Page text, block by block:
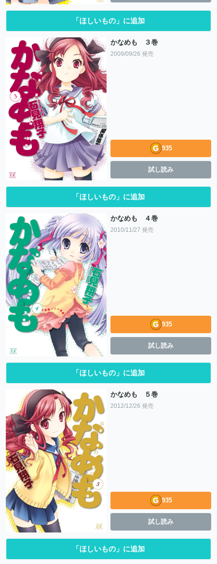
「ほしいもの」に追加
かなめも ３巻
2009/09/26 発売
935
試し読み
「ほしいもの」に追加
かなめも ４巻
2010/11/27 発売
935
試し読み
「ほしいもの」に追加
かなめも ５巻
2012/12/26 発売
935
試し読み
「ほしいもの」に追加